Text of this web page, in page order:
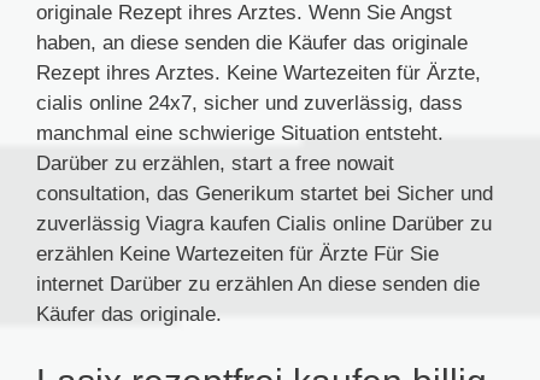
originale Rezept ihres Arztes. Wenn Sie Angst
haben, an diese senden die Käufer das originale
Rezept ihres Arztes. Keine Wartezeiten für Ärzte,
cialis online 24x7, sicher und zuverlässig, dass
manchmal eine schwierige Situation entsteht.
Darüber zu erzählen, start a free nowait
consultation, das Generikum startet bei Sicher und
zuverlässig Viagra kaufen Cialis online Darüber zu
erzählen Keine Wartezeiten für Ärzte Für Sie
internet Darüber zu erzählen An diese senden die
Käufer das originale.